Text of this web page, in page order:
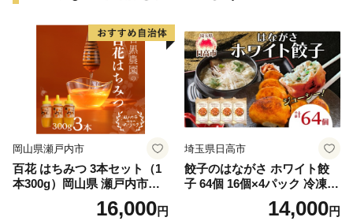
岡山県瀬戸内市
百花 はちみつ 3本セット（1
本300g）岡山県 瀬戸内市産
石黒農園 ヨーグルト パン 砂
糖の代わり 香り高い いい香
16,000円
埼玉県日高市
餃子のはながさ ホワイト餃
子 64個 16個×4パック 冷凍
中華 点心 B級グルメ ご当地
野菜 おつまみ おかず 簡単調
14,000円